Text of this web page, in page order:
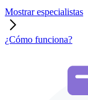
Mostrar especialistas
¿Cómo funciona?